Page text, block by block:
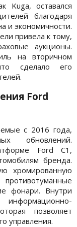
Kuga, оставался
благодаря
и экономичности.
привела к тому,
аукционы.
на вторичном
сделало его
Ford
с 2016 года,
обновлений.
Ford C1,
бренда.
хромированную
фонари. Внутри
позволяет
управления.